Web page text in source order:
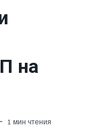
на
1 мин чтения